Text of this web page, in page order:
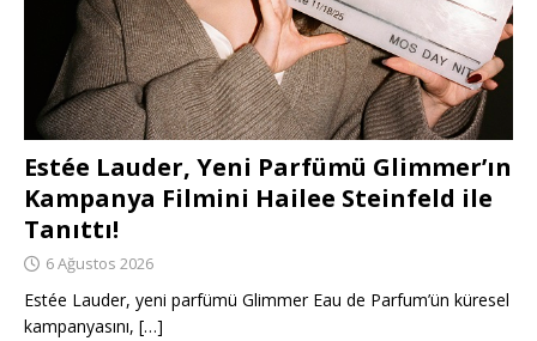
Estée Lauder, Yeni Parfümü Glimmer’ın
Kampanya Filmini Hailee Steinfeld ile
Tanıttı!
6 Ağustos 2026
Estée Lauder, yeni parfümü Glimmer Eau de Parfum’ün küresel
kampanyasını, […]